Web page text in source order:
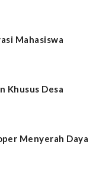
Mahasiswa
Khusus Desa
Menyerah Daya